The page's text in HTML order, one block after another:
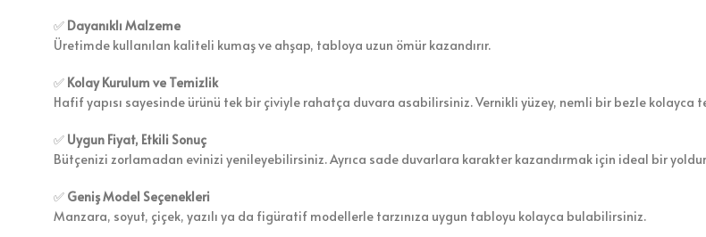
✅ Dayanıklı Malzeme
Üretimde kullanılan kaliteli kumaş ve ahşap, tabloya uzun ömür kazandırır.
✅ Kolay Kurulum ve Temizlik
Hafif yapısı sayesinde ürünü tek bir çiviyle rahatça duvara asabilirsiniz. Vernikli yüzey, nemli bir bezle kolayca
✅ Uygun Fiyat, Etkili Sonuç
Bütçenizi zorlamadan evinizi yenileyebilirsiniz. Ayrıca sade duvarlara karakter kazandırmak için ideal bir
✅ Geniş Model Seçenekleri
Manzara, soyut, çiçek, yazılı ya da figüratif modellerle tarzınıza uygun tabloyu kolayca bulabilirsiniz.